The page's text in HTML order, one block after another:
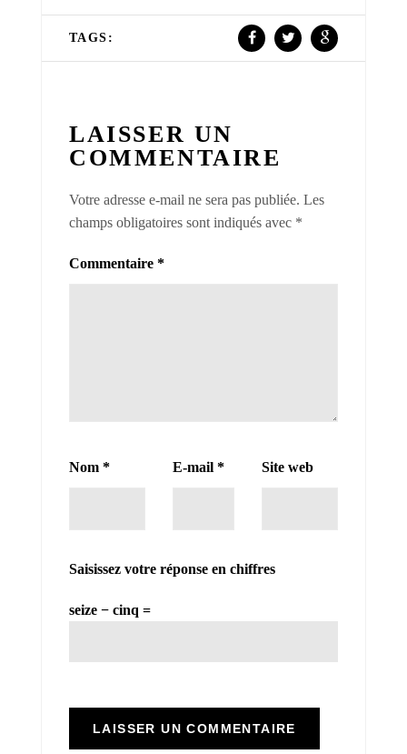
TAGS:
LAISSER UN
COMMENTAIRE
Votre adresse e-mail ne sera pas publiée. Les
champs obligatoires sont indiqués avec *
Commentaire *
Nom * E-mail * Site web
Saisissez votre réponse en chiffres
seize − cinq =